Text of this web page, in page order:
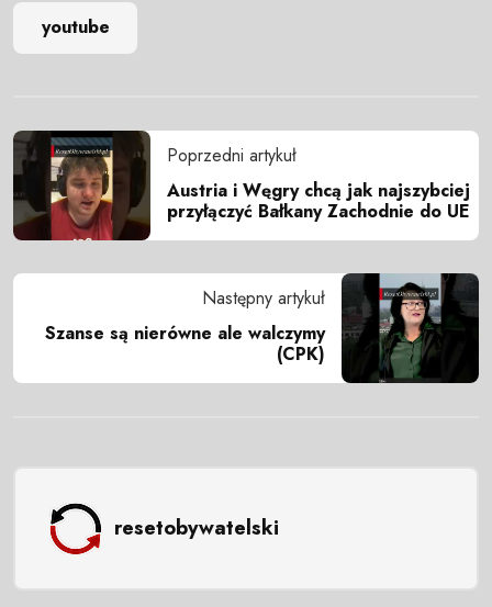
youtube
Poprzedni artykuł
Austria i Węgry chcą jak najszybciej
przyłączyć Bałkany Zachodnie do UE
Następny artykuł
Szanse są nierówne ale walczymy
(CPK)
resetobywatelski